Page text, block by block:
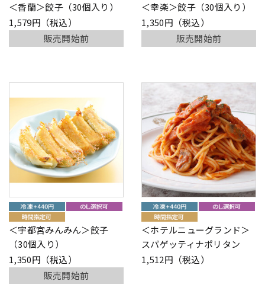
＜香蘭＞餃子（30個入り）
1,579円（税込）
販売開始前
＜幸楽＞餃子（30個入り）
1,350円（税込）
販売開始前
＜宇都宮みんみん＞餃子
（30個入り）
1,350円（税込）
販売開始前
＜ホテルニューグランド＞
スパゲッティナポリタン
1,512円（税込）